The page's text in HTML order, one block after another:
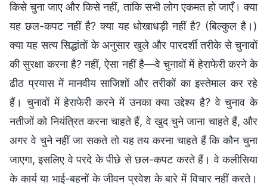
किसे चुना जाए और किसे नहीं, ताकि सभी लोग एकमत हो जाएँ। क्या
यह छल-कपट नहीं है? क्या यह धोखाधड़ी नहीं है? (बिल्कुल है।)
क्या यह सत्य सिद्धांतों के अनुसार खुले और पारदर्शी तरीके से चुनावों
की सुरक्षा करना है? नहीं, ऐसा नहीं है—वे चुनावों में हेराफेरी करने के
ढीठ प्रयास में मानवीय साजिशों और तरीकों का इस्तेमाल कर रहे
हैं। चुनावों में हेराफेरी करने में उनका क्या उद्देश्य है? वे चुनाव के
नतीजों को नियंत्रित करना चाहते हैं, वे खुद चुने जाना चाहते हैं, और
अगर वे चुने नहीं जा सकते तो यह तय करना चाहते हैं कि कौन चुना
जाएगा, इसलिए वे परदे के पीछे से छल-कपट करते हैं। वे कलीसिया
के कार्य या भाई-बहनों के जीवन प्रवेश के बारे में विचार नहीं करते।